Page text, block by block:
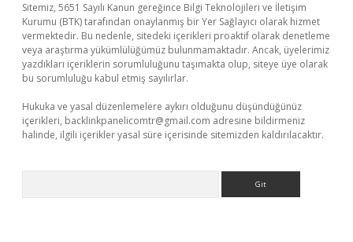
Sitemiz, 5651 Sayılı Kanun gereğince Bilgi Teknolojileri ve İletişim
Kurumu (BTK) tarafından onaylanmış bir Yer Sağlayıcı olarak hizmet
vermektedir. Bu nedenle, sitedeki içerikleri proaktif olarak denetleme
veya araştırma yükümlülüğümüz bulunmamaktadır. Ancak, üyelerimiz
yazdıkları içeriklerin sorumluluğunu taşımakta olup, siteye üye olarak
bu sorumluluğu kabul etmiş sayılırlar.
Hukuka ve yasal düzenlemelere aykırı olduğunu düşündüğünüz
içerikleri, backlinkpanelicomtr@gmail.com adresine bildirmeniz
halinde, ilgili içerikler yasal süre içerisinde sitemizden kaldırılacaktır.